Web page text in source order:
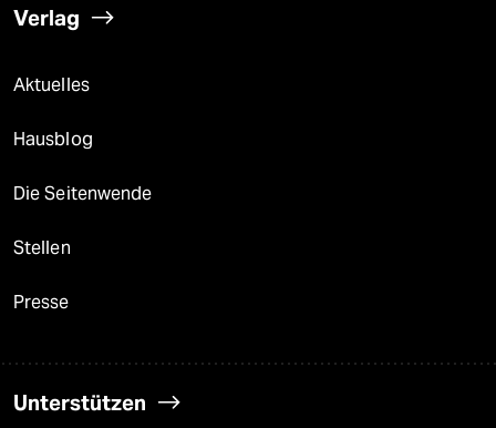
Verlag
Aktuelles
Hausblog
Die Seitenwende
Stellen
Presse
Unterstützen